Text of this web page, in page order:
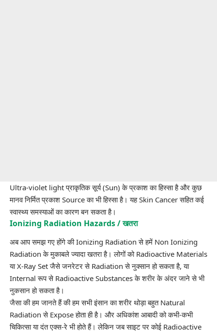
Ultra-violet light प्राकृतिक सूर्य (Sun) के प्रकाश का हिस्सा है और कुछ
मानव निर्मित प्रकाश Source का भी हिस्सा है। यह Skin Cancer सहित कई
स्वास्थ्य समस्याओं का कारण बन सकता है।
Ionizing Radiation Hazards / खतरा
अब आप समझ गए होंगे की Ionizing Radiation से हमें Non Ionizing
Radiation के मुकाबले ज्यादा खतरा है। लोगों को Radioactive Materials
या X-Ray Set जैसे जनरेटर से Radiation से नुक्सान हो सकता है, या
Internal रूप से Radioactive Substancesके शरीर के अंदर जाने से भी
नुकसान हो सकता है।
जैसा की हम जानते हैं की हम सभी इंसान का शरीर थोड़ा बहुत Natural
Radiation से Expose होता ही है। और अधिकांश आबादी को कभी-कभी
चिकित्सा या दंत एक्स-रे भी होते हैं। लेकिन जब साइट पर कोई Radioactive